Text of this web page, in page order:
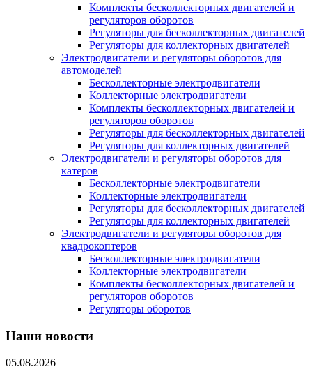
Комплекты бесколлекторных двигателей и
регуляторов оборотов
Регуляторы для бесколлекторных двигателей
Регуляторы для коллекторных двигателей
Электродвигатели и регуляторы оборотов для
автомоделей
Бесколлекторные электродвигатели
Коллекторные электродвигатели
Комплекты бесколлекторных двигателей и
регуляторов оборотов
Регуляторы для бесколлекторных двигателей
Регуляторы для коллекторных двигателей
Электродвигатели и регуляторы оборотов для
катеров
Бесколлекторные электродвигатели
Коллекторные электродвигатели
Регуляторы для бесколлекторных двигателей
Регуляторы для коллекторных двигателей
Электродвигатели и регуляторы оборотов для
квадрокоптеров
Бесколлекторные электродвигатели
Коллекторные электродвигатели
Комплекты бесколлекторных двигателей и
регуляторов оборотов
Регуляторы оборотов
Наши новости
05.08.2026